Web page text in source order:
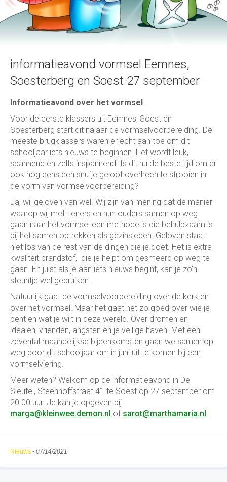
informatieavond vormsel Eemnes,
Soesterberg en Soest 27 september
Informatieavond over het vormsel
Voor de eerste klassers uit Eemnes, Soest en
Soesterberg start dit najaar de vormselvoorbereiding. De
meeste brugklassers waren er echt aan toe om dit
schooljaar iets nieuws te beginnen. Het wordt leuk,
spannend en zelfs inspannend. Is dit nu de beste tijd om er
ook nog eens een snufje geloof overheen te strooien in
de vorm van vormselvoorbereiding?
Ja, wij geloven van wel. Wij zijn van mening dat de manier
waarop wij met tieners en hun ouders samen op weg
gaan naar het vormsel een methode is die behulpzaam is
bij het samen optrekken als gezinsleden. Geloven staat
niet los van de rest van de dingen die je doet. Het is extra
kwaliteit brandstof, die je helpt om gesmeerd op weg te
gaan. En juist als je aan iets nieuws begint, kan je zo’n
steuntje wel gebruiken.
Natuurlijk gaat de vormselvoorbereiding over de kerk en
over het vormsel. Maar het gaat net zo goed over wie je
bent en wat je wilt in deze wereld. Over dromen en
idealen, vrienden, angsten en je veilige haven. Met een
zevental maandelijkse bijeenkomsten gaan we samen op
weg door dit schooljaar om in juni uit te komen bij een
vormselviering.
Meer weten? Welkom op de informatieavond in De
Sleutel, Steenhoffstraat 41 te Soest op 27 september om
20.00 uur. Je kan je opgeven bij
marga@kleinwee.demon.nl of sarot@marthamaria.nl.
Nieuws - 07/14/2021